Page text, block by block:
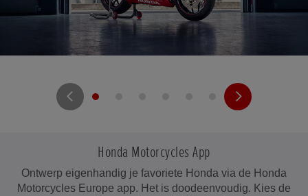
Honda Motorcycles App
Ontwerp eigenhandig je favoriete Honda via de Honda
Motorcycles Europe app. Het is doodeenvoudig. Kies de